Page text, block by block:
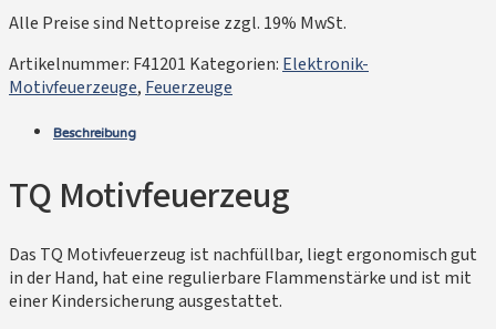
Alle Preise sind Nettopreise zzgl. 19% MwSt.
Artikelnummer: F41201 Kategorien: Elektronik-
Motivfeuerzeuge, Feuerzeuge
Beschreibung
TQ Motivfeuerzeug
Das TQ Motivfeuerzeug ist nachfüllbar, liegt ergonomisch gut
in der Hand, hat eine regulierbare Flammenstärke und ist mit
einer Kindersicherung ausgestattet.